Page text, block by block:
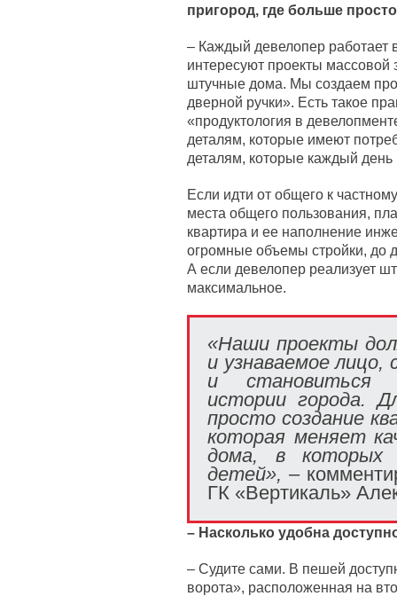
пригород, где больше
– Каждый девелопер
интересуют проекты массовой
штучные дома. Мы создаем
дверной ручки». Есть такое
«продуктология в
деталям, которые имеют
деталям, которые каждый день
Если идти от общего к
места общего пользования,
квартира и ее наполнение
огромные объемы стройки, до
А если девелопер реализует
максимальное.
«Наши проекты
и узнаваемое
и становиться
истории города.
просто создание
которая меняет
дома, в которых
детей», –
ГК «Вертикаль»
– Насколько удобна
– Судите сами. В пешей
ворота», расположенная на